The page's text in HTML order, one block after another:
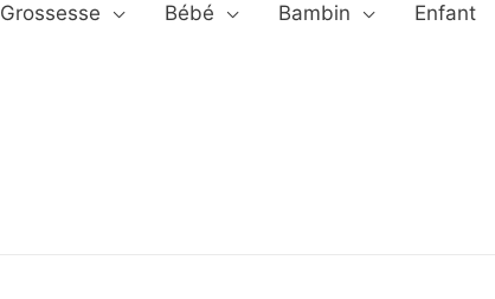
Grossesse Bébé Bambin Enfant